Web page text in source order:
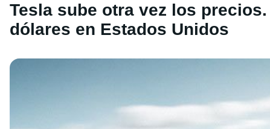
Tesla sube otra vez los
dólares en Estados Unidos